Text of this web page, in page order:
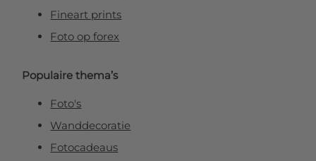
Fineart prints
Foto op forex
Populaire thema’s
Foto's
Wanddecoratie
Fotocadeaus